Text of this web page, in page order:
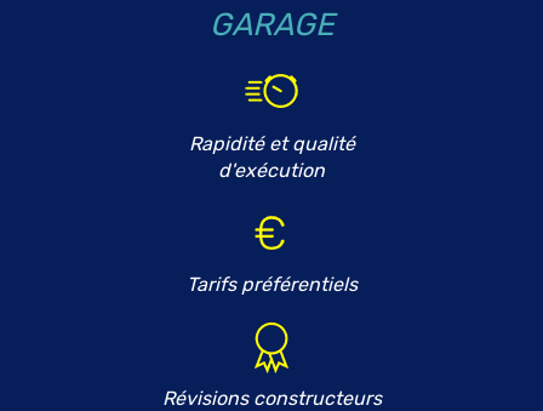
GARAGE
Rapidité et qualité
d'exécution
Tarifs préférentiels
Révisions constructeurs